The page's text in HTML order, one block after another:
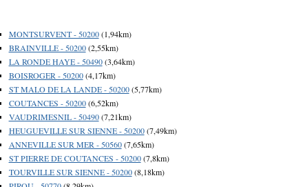
MONTSURVENT - 50200(1,94km)
BRAINVILLE - 50200(2,55km)
LA RONDE HAYE - 50490(3,64km)
BOISROGER - 50200(4,17km)
ST MALO DE LA LANDE - 50200(5,77km)
COUTANCES - 50200(6,52km)
VAUDRIMESNIL - 50490(7,21km)
HEUGUEVILLE SUR SIENNE - 50200(7,49km)
ANNEVILLE SUR MER - 50560(7,65km)
ST PIERRE DE COUTANCES - 50200(7,8km)
TOURVILLE SUR SIENNE - 50200(8,18km)